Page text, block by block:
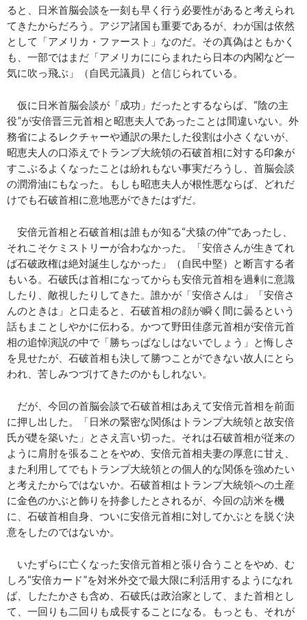
ると、日米首脳会談を一刻も早く行う必要性があると考えられ
てきたからだろう。アジア諸国も重要であるが、わが国は依然
として「アメリカ・ファースト」なのだ。その真偽はともかく
も、一部ではまだ「アメリカににらまれたら日本の内閣など一
気に吹っ飛ぶ」（自民元議員）と信じられている。
仮に日米首脳会談が「成功」だったとするならば、“陰の主
役”が安倍晋三元首相と昭恵夫人であったことは間違いない。外
務省によるレクチャーや通訳の果たした役割は小さくないが、
昭恵夫人の口添えでトランプ大統領の石破首相に対する印象が
すこぶるよくなったことは紛れもない事実だろうし、首脳会談
の潤滑油にもなった。もしも昭恵夫人が根性悪ならば、どれだ
けでも石破首相に意地悪ができたはずだ。
安倍元首相と石破首相は誰もが知る“犬猿の仲”であったし、
それこそケミストリーが合わなかった。「安倍さんが生きてれ
ば石破政権は絶対誕生しなかった」（自民中堅）と断言する者
もいる。石破氏は首相になってからも安倍元首相を過剰に意識
したり、敵視したりしてきた。誰かが「安倍さんは」「安倍さ
んのときは」と口走ると、石破首相の顔が瞬く間に曇るという
話もまことしやかに伝わる。かつて野田佳彦元首相が安倍元首
相の追悼演説の中で「勝ちっぱなしはないでしょう」と悔しさ
を見せたが、石破首相も決して勝つことができない故人にとら
われ、苦しみつづけてきたのかもしれない。
だが、今回の首脳会談で石破首相はあえて安倍元首相を前面
に押し出した。「日米の緊密な関係はトランプ大統領と故安倍
氏が礎を築いた」とさえ言い切った。それは石破首相が従来の
ように肩肘を張ることをやめ、安倍元首相夫妻の厚意に甘え、
また利用してでもトランプ大統領との個人的な関係を強めたい
と考えたからではないか。石破首相はトランプ大統領への土産
に金色のかぶと飾りを持参したとされるが、今回の訪米を機
に、石破首相自身、ついに安倍元首相に対してかぶとを脱ぐ決
意をしたのではないか。
いたずらに亡くなった安倍元首相と張り合うことをやめ、む
しろ“安倍カード”を対米外交で最大限に利活用するようになれ
ば、したたかさも含め、石破氏は政治家として、また首相とし
て、一回りも二回りも成長することになる。もっとも、それが